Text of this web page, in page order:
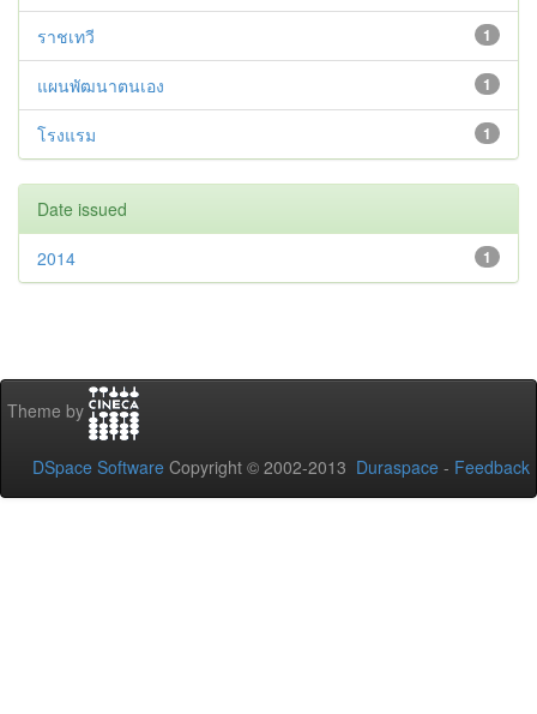
1
ราชเทวี
1
แผนพัฒนาตนเอง
1
โรงแรม
Date issued
1
2014
Theme by
DSpace Software Copyright © 2002-2013 Duraspace - Feedback